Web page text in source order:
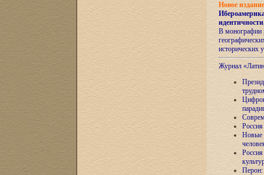
Новое
идентичности
В монографии
исторических
Журнал
Новые
Перон: